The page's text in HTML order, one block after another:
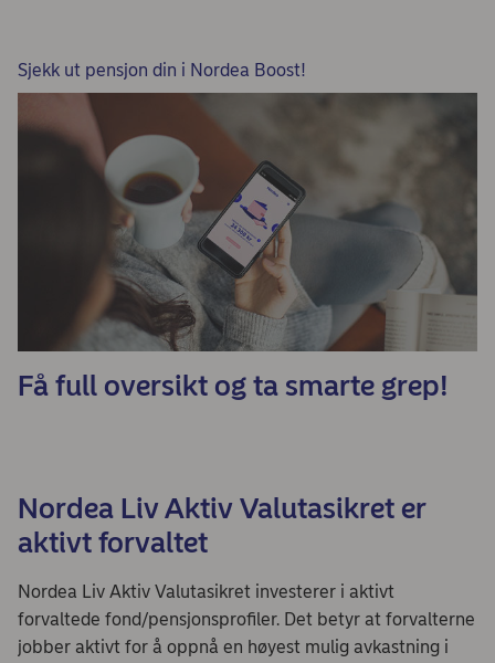
Sjekk ut pensjon din i Nordea Boost!
Få full oversikt og ta smarte grep!
Nordea Liv Aktiv Valutasikret er
aktivt forvaltet
Nordea Liv Aktiv Valutasikret investerer i aktivt
forvaltede fond/pensjonsprofiler. Det betyr at forvalterne
jobber aktivt for å oppnå en høyest mulig avkastning i